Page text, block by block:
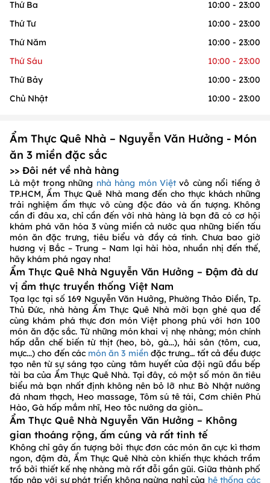
Thứ Ba
10:00 - 23:00
Thứ Tư
10:00 - 23:00
Thứ Năm
10:00 - 23:00
Thứ Sáu
10:00 - 23:00
Thứ Bảy
10:00 - 23:00
Chủ Nhật
10:00 - 23:00
Ẩm Thực Quê Nhà – Nguyễn Văn Hưởng - Món
ăn 3 miền đặc sắc
>> Đôi nét về nhà hàng
Là một trong những nhà hàng món Việtvô cùng nổi tiếng ở
TP.HCM, Ẩm Thực Quê Nhà mang đến cho thực khách những
trải nghiệm ẩm thực vô cùng độc đáo và ấn tượng. Không
cần đi đâu xa, chỉ cần đến với nhà hàng là bạn đã có cơ hội
khám phá văn hóa 3 vùng miền cả nước qua những biến tấu
món ăn đặc trưng, tiêu biểu và đầy cá tính. Chưa bao giờ
hương vị Bắc – Trung – Nam lại hài hòa, nhuần nhị đến thế,
hãy khám phá ngay nha!
Ẩm Thực Quê Nhà Nguyễn Văn Hưởng – Đậm đà dư
vị ẩm thực truyền thống Việt Nam
Tọa lạc tại số 169 Nguyễn Văn Hưởng, Phường Thảo Điền, Tp.
Thủ Đức, nhà hàng Ẩm Thực Quê Nhà mời bạn ghé qua để
cùng khám phá thực đơn món Việt phong phú với hơn 100
món ăn đặc sắc. Từ những món khai vị nhẹ nhàng; món chính
hấp dẫn chế biến từ thịt (heo, bò, gà...), hải sản (tôm, cua,
mực...) cho đến các món ăn 3 miền đặc trưng… tất cả đều được
tạo nên từ sự sáng tạo cùng tâm huyết của đội ngũ đầu bếp
tài ba của Ẩm Thực Quê Nhà. Tại đây, có một số món ăn tiêu
biểu mà bạn nhất định không nên bỏ lỡ như: Bò Nhật nướng
đá nham thạch, Heo massage, Tôm sú tê tái, Cơm chiên Phú
Hào, Gà hấp mắm nhĩ, Heo tôc nướng da giòn…
Ẩm Thực Quê Nhà Nguyễn Văn Hưởng – Không
gian thoáng rộng, ấm cúng và rất tinh tế
Không chỉ gây ấn tượng bởi thực đơn các món ăn cực kì thơm
ngon, đậm đà, Ẩm Thực Quê Nhà còn khiến thực khách trầm
trồ bởi thiết kế nhẹ nhàng mà rất đỗi gần gũi. Giữa thành phố
tấp nập với sự phát triển không ngừng nghỉ của hệ thống các